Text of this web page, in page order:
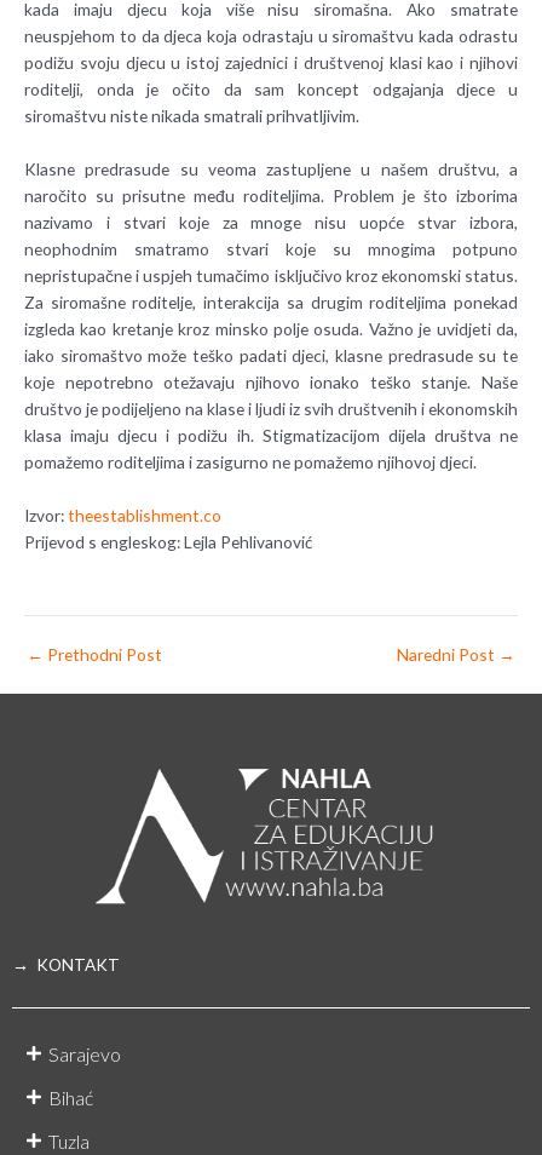
kada imaju djecu koja više nisu siromašna. Ako smatrate
neuspjehom to da djeca koja odrastaju u siromaštvu kada odrastu
podižu svoju djecu u istoj zajednici i društvenoj klasi kao i njihovi
roditelji, onda je očito da sam koncept odgajanja djece u
siromaštvu niste nikada smatrali prihvatljivim.
Klasne predrasude su veoma zastupljene u našem društvu, a
naročito su prisutne među roditeljima. Problem je što izborima
nazivamo i stvari koje za mnoge nisu uopće stvar izbora,
neophodnim smatramo stvari koje su mnogima potpuno
nepristupačne i uspjeh tumačimo isključivo kroz ekonomski status.
Za siromašne roditelje, interakcija sa drugim roditeljima ponekad
izgleda kao kretanje kroz minsko polje osuda. Važno je uvidjeti da,
iako siromaštvo može teško padati djeci, klasne predrasude su te
koje nepotrebno otežavaju njihovo ionako teško stanje. Naše
društvo je podijeljeno na klase i ljudi iz svih društvenih i ekonomskih
klasa imaju djecu i podižu ih. Stigmatizacijom dijela društva ne
pomažemo roditeljima i zasigurno ne pomažemo njihovoj djeci.
Izvor:theestablishment.co
Prijevod s engleskog: Lejla Pehlivanović
← Prethodni Post Naredni Post →
→ KONTAKT
Sarajevo
Bihać
Tuzla